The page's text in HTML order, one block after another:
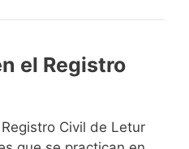
el Registro
Civil de Letur